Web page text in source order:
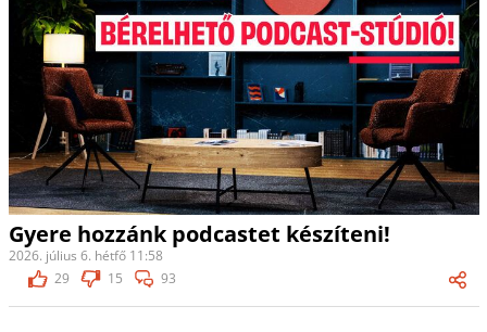
Gyere hozzánk podcastet készíteni!
2026. július 6. hétfő 11:58
29
15 93